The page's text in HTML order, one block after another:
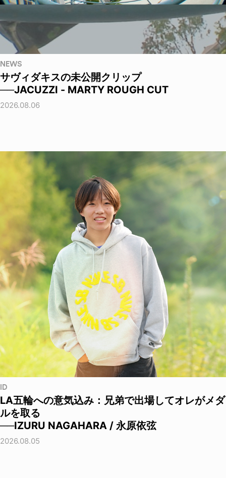
NEWS
サヴィダキスの未公開クリップ
──JACUZZI - MARTY ROUGH CUT
2026.08.06
ID
LA五輪への意気込み：兄弟で出場してオレがメダ
ルを取る
──IZURU NAGAHARA / 永原依弦
2026.08.05